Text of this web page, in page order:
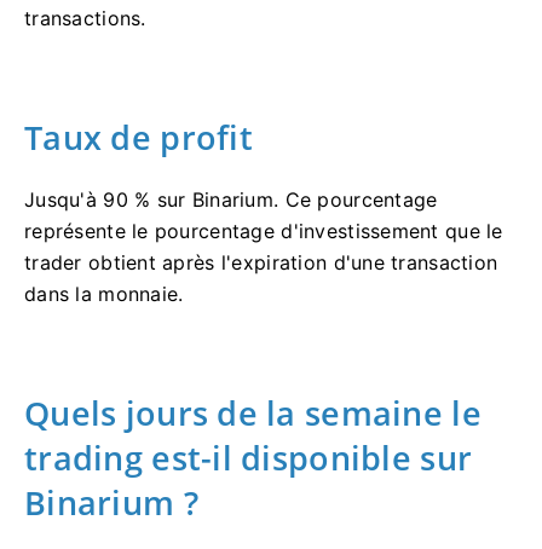
transactions.
Taux de profit
Jusqu'à 90 % sur Binarium. Ce pourcentage
représente le pourcentage d'investissement que le
trader obtient après l'expiration d'une transaction
dans la monnaie.
Quels jours de la semaine le
trading est-il disponible sur
Binarium ?